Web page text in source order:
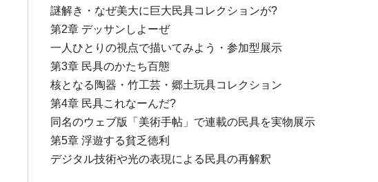
謎解き・なぜ美大に巨大民具コレクションが?
第2章 デッサンしよーぜ
一人ひとりの視点で描いてみよう・参加型展示
第3章 民具のかたち百態
核となる陶器・竹工芸・郷土玩具コレクション
第4章 民具これなーんだ?
同名のウェブ版「美術手帖」で連載の民具を実物展示
第5章 浮遊する貧乏徳利
デジタル技術や光の表現による民具の再解釈